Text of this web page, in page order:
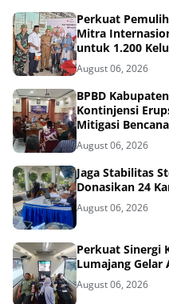
Perkuat
Mitra
untuk 1.200
August 06, 2026
BPBD
Kontinjensi
Mitigasi Bencana
August 06, 2026
Jaga Stabilitas
Donasikan 24
August 06, 2026
Perkuat Sinergi
Lumajang Gelar
August 06, 2026